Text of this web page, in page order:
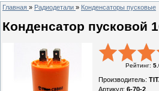
Главная » Радиодетали » Конденсаторы пусковые
Конденсатор пусковой
Рейтинг:
Производитель:
Артикул: 6-70-2